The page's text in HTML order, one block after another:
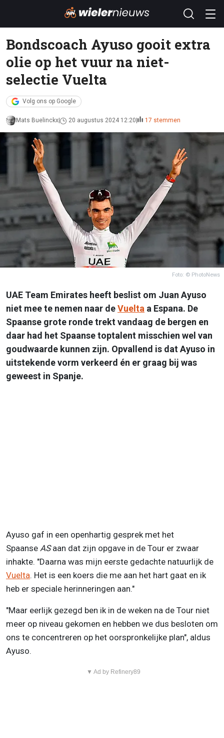
Bondscoach Ayuso gooit extra
olie op het vuur na niet-
selectie Vuelta
Volg ons op Google
Mats Buelinckx 20 augustus 2024 12:20 17 stemmen
Foto: © PhotoNews
UAE Team Emirates heeft beslist om Juan Ayuso
niet mee te nemen naar deVuelta a Espana. De
Spaanse grote ronde trekt vandaag de bergen en
daar had het Spaanse toptalent misschien wel van
goudwaarde kunnen zijn. Opvallend is dat Ayuso in
uitstekende vorm verkeerd én er graag bij was
geweest in Spanje.
Ayuso gaf in een openhartig gesprek met het
Spaanse ASaan dat zijn opgave in de Tour er zwaar
inhakte. "Daarna was mijn eerste gedachte natuurlijk de
Vuelta. Het is een koers die me aan het hart gaat en ik
heb er speciale herinneringen aan."
"Maar eerlijk gezegd ben ik in de weken na de Tour niet
meer op niveau gekomen en hebben we dus besloten om
ons te concentreren op het oorspronkelijke plan", aldus
Ayuso.
▼ Ad by Refinery89